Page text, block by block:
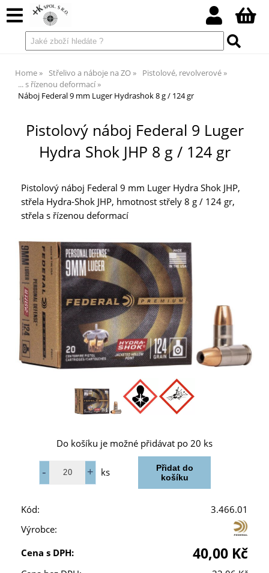
Home Střelivo a náboje na ZO
Pistolové, revolverové
... s řízenou deformací
Náboj Federal 9 mm Luger Hydrashok 8 g / 124 gr
Pistolový náboj Federal 9 Luger
Hydra Shok JHP 8 g / 124 gr
Pistolový náboj Federal 9 mm Luger Hydra Shok JHP,
střela Hydra-Shok JHP, hmotnost střely 8 g / 124 gr,
střela s řízenou deformací
Do košíku je možné přidávat po 20 ks
ks
Kód:
3.466.01
Výrobce:
Cena s DPH:
40,00 Kč